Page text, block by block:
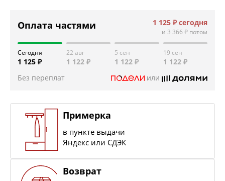
Оплата частями 1 125 ₽ сегодня
и 3 366 ₽ потом
Сегодня
1 125 ₽
22 авг
1 122 ₽
5 сен
1 122 ₽
19 сен
1 122 ₽
Без переплат
или
Примерка
в пункте выдачи
Яндекс или СДЭК
Возврат